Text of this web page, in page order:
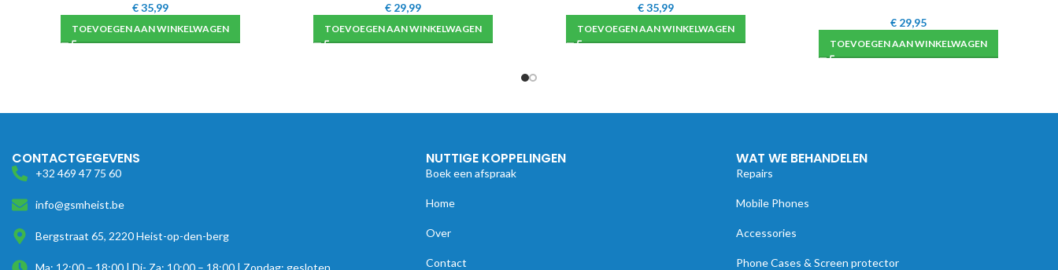
€35,99
TOEVOEGEN AAN WINKELWAGEN
€29,99
TOEVOEGEN AAN WINKELWAGEN
€35,99
TOEVOEGEN AAN WINKELWAGEN €29,95
TOEVOEGEN AAN WINKELWAGEN
CONTACTGEGEVENS
+32 469 47 75 60
info@gsmheist.be
Bergstraat 65, 2220 Heist-op-den-berg
Ma: 12:00 – 18:00 | Di- Za: 10:00 – 18:00 | Zondag: gesloten
NUTTIGE KOPPELINGEN
Boek een afspraak
Home
Over
Contact
WAT WE BEHANDELEN
Repairs
Mobile Phones
Accessories
Phone Cases & Screen protector